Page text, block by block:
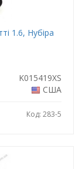
1.6, Нубіра
K015419XS
США
Код: 283-5